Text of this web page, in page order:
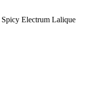
Spicy Electrum Lalique